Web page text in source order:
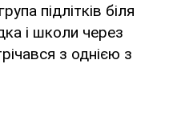
група підлітків біля
і школи через
з однією з